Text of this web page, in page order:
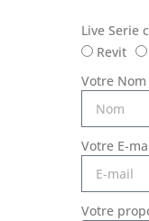
Live Serie
Revit
Votre Nom
Votre E-
Votre